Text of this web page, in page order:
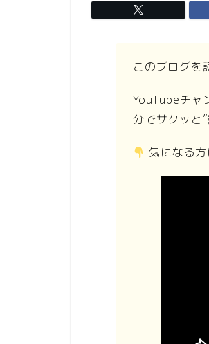
このブログを
YouTubeチャ
分でサクッと
気になる